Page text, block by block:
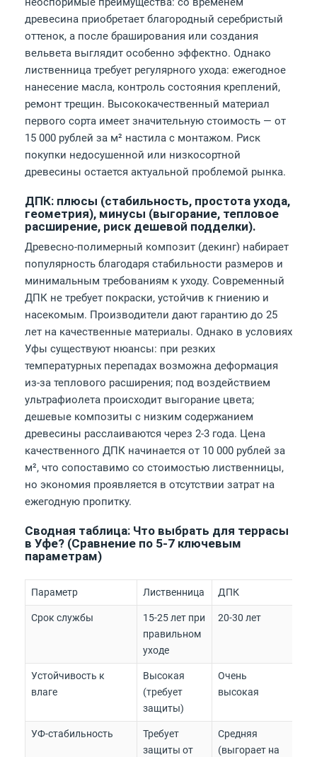
древесина приобретает благородный серебристый
оттенок, а после браширования или создания
вельвета выглядит особенно эффектно. Однако
лиственница требует регулярного ухода: ежегодное
нанесение масла, контроль состояния креплений,
ремонт трещин. Высококачественный материал
первого сорта имеет значительную стоимость — от
15 000 рублей за м² настила с монтажом. Риск
покупки недосушенной или низкосортной
древесины остается актуальной проблемой рынка.
ДПК: плюсы (стабильность, простота ухода,
геометрия), минусы (выгорание, тепловое
расширение, риск дешевой подделки).
Древесно-полимерный композит (декинг) набирает
популярность благодаря стабильности размеров и
минимальным требованиям к уходу. Современный
ДПК не требует покраски, устойчив к гниению и
насекомым. Производители дают гарантию до 25
лет на качественные материалы. Однако в условиях
Уфы существуют нюансы: при резких
температурных перепадах возможна деформация
из-за теплового расширения; под воздействием
ультрафиолета происходит выгорание цвета;
дешевые композиты с низким содержанием
древесины расслаиваются через 2-3 года. Цена
качественного ДПК начинается от 10 000 рублей за
м², что сопоставимо со стоимостью лиственницы,
но экономия проявляется в отсутствии затрат на
ежегодную пропитку.
Сводная таблица: Что выбрать для террасы
в Уфе? (Сравнение по 5-7 ключевым
параметрам)
Параметр Лиственница ДПК
Срок службы
15-25 лет при
правильном
уходе
20-30 лет
Устойчивость к
влаге
Высокая
(требует
защиты)
Очень
высокая
УФ-стабильность
Требует
защиты от
Средняя
(выгорает на